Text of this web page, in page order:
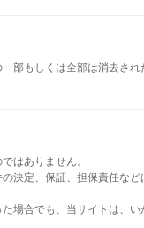
部もしくは全部は消去さ
はありません。
決定、保証、担保責任な
場合でも、当サイトは、い